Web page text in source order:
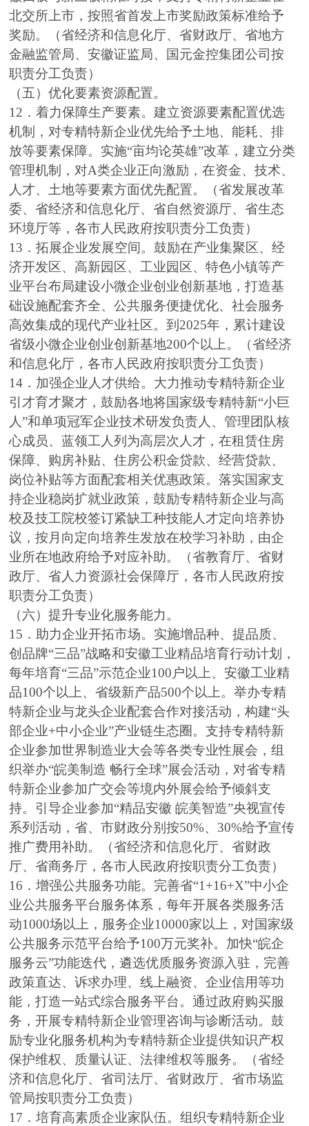
北交所上市，按照省首发上市奖励政策标准给予
奖励。（省经济和信息化厅、省财政厅、省地方
金融监管局、安徽证监局、国元金控集团公司按
职责分工负责）
（五）优化要素资源配置。
12．着力保障生产要素。建立资源要素配置优选
机制，对专精特新企业优先给予土地、能耗、排
放等要素保障。实施“亩均论英雄”改革，建立分类
管理机制，对A类企业正向激励，在资金、技术、
人才、土地等要素方面优先配置。（省发展改革
委、省经济和信息化厅、省自然资源厅、省生态
环境厅等，各市人民政府按职责分工负责）
13．拓展企业发展空间。鼓励在产业集聚区、经
济开发区、高新园区、工业园区、特色小镇等产
业平台布局建设小微企业创业创新基地，打造基
础设施配套齐全、公共服务便捷优化、社会服务
高效集成的现代产业社区。到2025年，累计建设
省级小微企业创业创新基地200个以上。（省经济
和信息化厅，各市人民政府按职责分工负责）
14．加强企业人才供给。大力推动专精特新企业
引才育才聚才，鼓励各地将国家级专精特新“小巨
人”和单项冠军企业技术研发负责人、管理团队核
心成员、蓝领工人列为高层次人才，在租赁住房
保障、购房补贴、住房公积金贷款、经营贷款、
岗位补贴等方面配套相关优惠政策。落实国家支
持企业稳岗扩就业政策，鼓励专精特新企业与高
校及技工院校签订紧缺工种技能人才定向培养协
议，按月向定向培养生发放在校学习补助，由企
业所在地政府给予对应补助。（省教育厅、省财
政厅、省人力资源社会保障厅，各市人民政府按
职责分工负责）
（六）提升专业化服务能力。
15．助力企业开拓市场。实施增品种、提品质、
创品牌“三品”战略和安徽工业精品培育行动计划，
每年培育“三品”示范企业100户以上、安徽工业精
品100个以上、省级新产品500个以上。举办专精
特新企业与龙头企业配套合作对接活动，构建“头
部企业+中小企业”产业链生态圈。支持专精特新
企业参加世界制造业大会等各类专业性展会，组
织举办“皖美制造 畅行全球”展会活动，对省专精
特新企业参加广交会等境内外展会给予倾斜支
持。引导企业参加“精品安徽 皖美智造”央视宣传
系列活动，省、市财政分别按50%、30%给予宣传
推广费用补助。（省经济和信息化厅、省财政
厅、省商务厅，各市人民政府按职责分工负责）
16．增强公共服务功能。完善省“1+16+X”中小企
业公共服务平台服务体系，每年开展各类服务活
动1000场以上，服务企业10000家以上，对国家级
公共服务示范平台给予100万元奖补。加快“皖企
服务云”功能迭代，遴选优质服务资源入驻，完善
政策直达、诉求办理、线上融资、企业信用等功
能，打造一站式综合服务平台。通过政府购买服
务，开展专精特新企业管理咨询与诊断活动。鼓
励专业化服务机构为专精特新企业提供知识产权
保护维权、质量认证、法律维权等服务。（省经
济和信息化厅、省司法厅、省财政厅、省市场监
管局按职责分工负责）
17．培育高素质企业家队伍。组织专精特新企业